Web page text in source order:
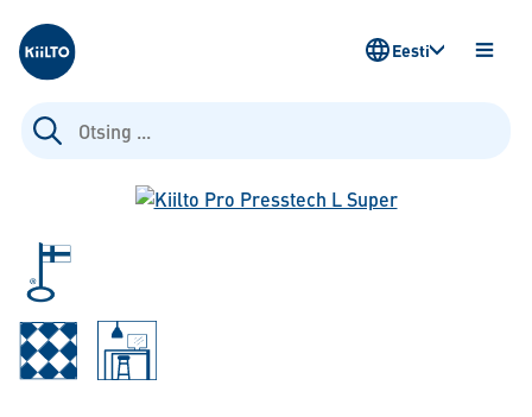
Kiilto Estonia
Otsi:
AVA
Eesti